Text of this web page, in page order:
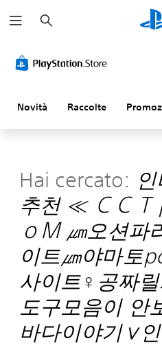
e
r
Novità Raccolte
Hai cercato:
추천 ≪ ＣＣＴ
ｏＭ ㎛오션파
이트㎛야마토
사이트♀공짜
도구모음이 안
바다이야기∨